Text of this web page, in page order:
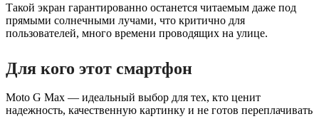
Такой экран гарантированно останется читаемым даже под
прямыми солнечными лучами, что критично для
пользователей, много времени проводящих на улице.
Для кого этот смартфон
Moto G Max — идеальный выбор для тех, кто ценит
надежность, качественную картинку и не готов переплачивать